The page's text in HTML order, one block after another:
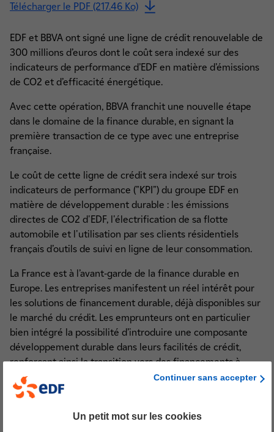
Télécharger le PDF (217.46 Ko)
EDF et BBVA ont signé une ligne de crédit renouvelable de
300 millions d’euros dont le coût sera indexé sur des
indicateurs de performance d’EDF en matière d’émissions
de CO2 et d’efficacité énergétique.
Avec cette opération, BBVA franchit une nouvelle étape
dans le domaine de la finance durable, en signant la
première transaction de ce type avec une entreprise
française.
Le coût de cette ligne de crédit sera indexé sur trois
indicateurs de performance ("KPI") du groupe EDF en
matière de développement durable : les émissions
directes de CO2 d'EDF, l'électrification de sa flotte
automobile et l'utilisation par ses clients résidentiels
français d’outils de suivi en ligne de leur consommation.
La France est à l’avant-garde de la finance durable en
Europe. Les entreprises manifestent un réel intérêt pour
les solutions de financement durable, déjà disponibles sur
le marché du crédit. Les emprunteurs ont en particulier
bien intégré la possibilité d’introduire une composante
développement durable dans leurs facilités de crédit,
renforçant ainsi la transition vers des financements à
impact social et environnemental positif.
Xavier Girre, Directeur exécutif Groupe en charge de la
Direction financière d’EDF, a déclaré : «Avec cette
Continuer sans accepter
Un petit mot sur les cookies